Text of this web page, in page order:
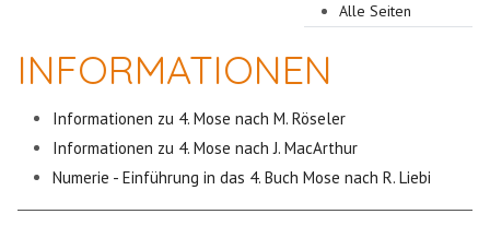
Alle Seiten
INFORMATIONEN
Informationen zu 4. Mose nach M. Röseler
Informationen zu 4. Mose nach J. MacArthur
Numerie - Einführung in das 4. Buch Mose nach R. Liebi